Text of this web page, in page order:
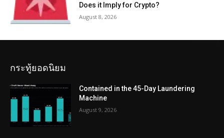
Does it Imply for Crypto?
August 8, 2026
กระทู้ยอดนิยม
Contained in the 45-Day Laundering
Machine
August 9, 2026